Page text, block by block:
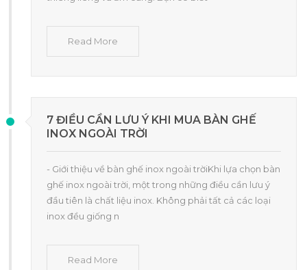
Read More
7 ĐIỀU CẦN LƯU Ý KHI MUA BÀN GHẾ
INOX NGOÀI TRỜI
- Giới thiệu về bàn ghế inox ngoài trờiKhi lựa chọn bàn
ghế inox ngoài trời, một trong những điều cần lưu ý
đầu tiên là chất liệu inox. Không phải tất cả các loại
inox đều giống n
Read More